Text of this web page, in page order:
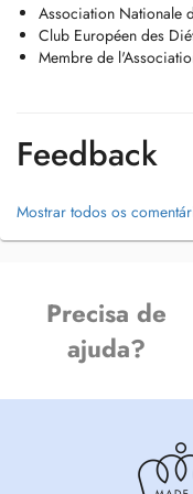
gabriela/)
-- Langues: français et
-- Diabète de type 2
-- Triglycérides élevés
-- Stéatose hépatique (foie
-- Maladie cœliaque
-- Intolérances alimentaires
-- Reflux gastro-
-- Nutrition allaitement
-- Endométriose nutrition
-- Nutrition pédiatrique
-- Nutrition pédiatrique
Association Nationale
Club Européen des
Membre de
Feedback
Mostrar todos os
Precisa de
ajuda?